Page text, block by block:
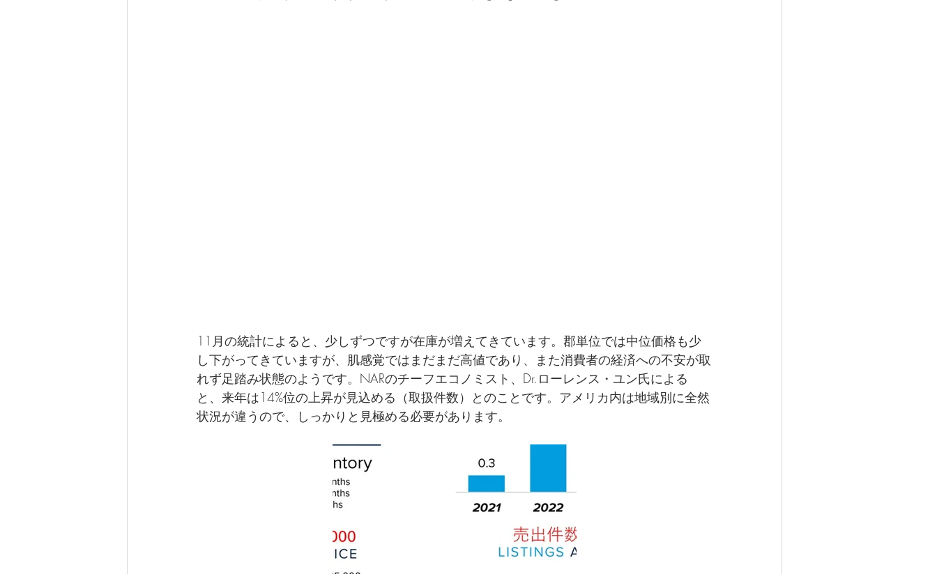
11月の統計によると、少しずつですが在庫が増えてきています。郡単位では中位価格も少
し下がってきていますが、肌感覚ではまだまだ高値であり、また消費者の経済への不安が取
れず足踏み状態のようです。NARのチーフエコノミスト、Dr.ローレンス・ユン氏による
と、来年は14%位の上昇が見込める（取扱件数）とのことです。アメリカ内は地域別に全然
状況が違うので、しっかりと見極める必要があります。